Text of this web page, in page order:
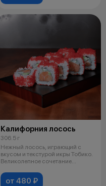
Калифорния лосось
306.5 г
Нежный лосось, играющий с
вкусом и текстурой икры Тобико.
Великолепное сочетание
от 480 ₽